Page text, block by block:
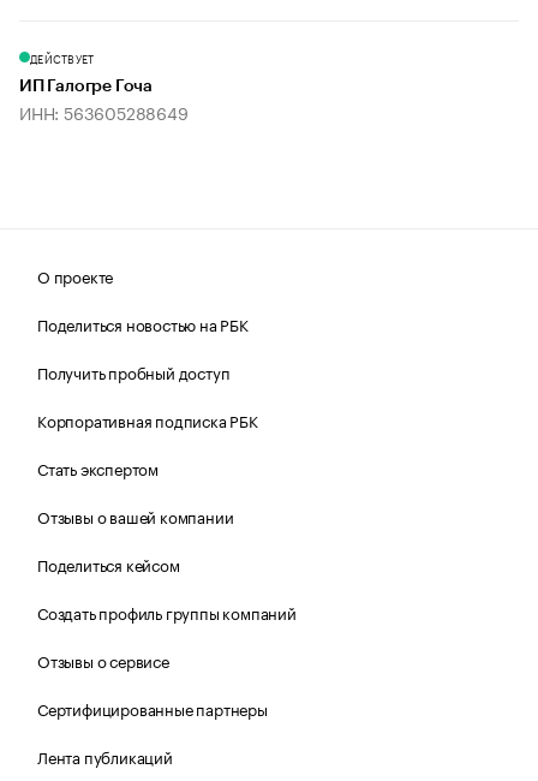
ДЕЙСТВУЕТ
ИП Галогре Гоча
ИНН: 563605288649
О проекте
Поделиться новостью на РБК
Получить пробный доступ
Корпоративная подписка РБК
Стать экспертом
Отзывы о вашей компании
Поделиться кейсом
Создать профиль группы компаний
Отзывы о сервисе
Сертифицированные партнеры
Лента публикаций